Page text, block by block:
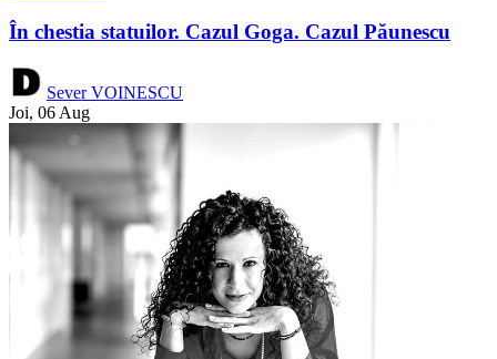
În chestia statuilor. Cazul Goga. Cazul Păunescu
Sever VOINESCU
Joi, 06 Aug